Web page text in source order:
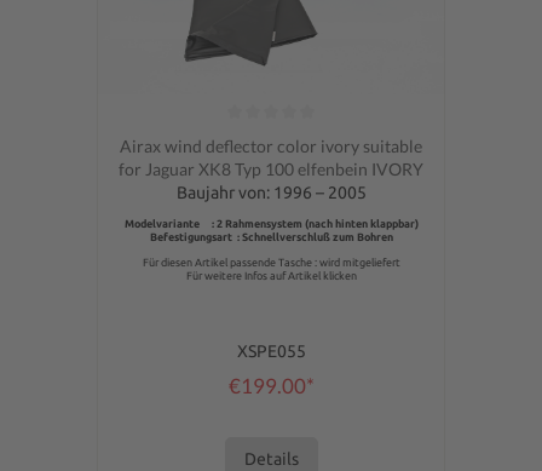
Average rating of 0 out of 5 stars
Airax wind deflector color ivory suitable
for Jaguar XK8 Typ 100 elfenbein IVORY
Baujahr von: 1996 – 2005
Modelvariante : 2 Rahmensystem (nach hinten klappbar)
Befestigungsart : Schnellverschluß zum Bohren
Für diesen Artikel passende Tasche : wird mitgeliefert
Für weitere Infos auf Artikel klicken
XSPE055
€199.00*
Details